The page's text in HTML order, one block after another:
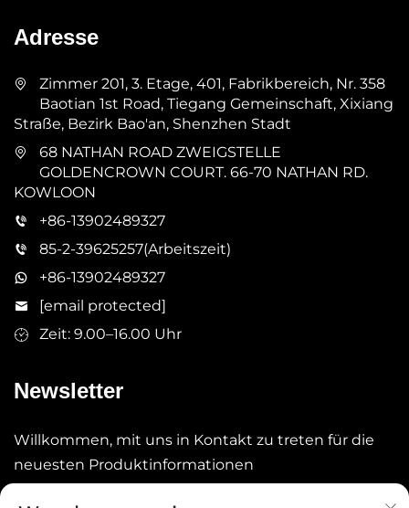
Adresse
Zimmer 201, 3. Etage, 401, Fabrikbereich, Nr. 358
Baotian 1st Road, Tiegang Gemeinschaft, Xixiang
Straße, Bezirk Bao'an, Shenzhen Stadt
68 NATHAN ROAD ZWEIGSTELLE
GOLDENCROWN COURT. 66-70 NATHAN RD.
KOWLOON
+86-13902489327
85-2-39625257(Arbeitszeit)
+86-13902489327
[email protected]
Zeit: 9.00–16.00 Uhr
Newsletter
Willkommen, mit uns in Kontakt zu treten für die
neuesten Produktinformationen